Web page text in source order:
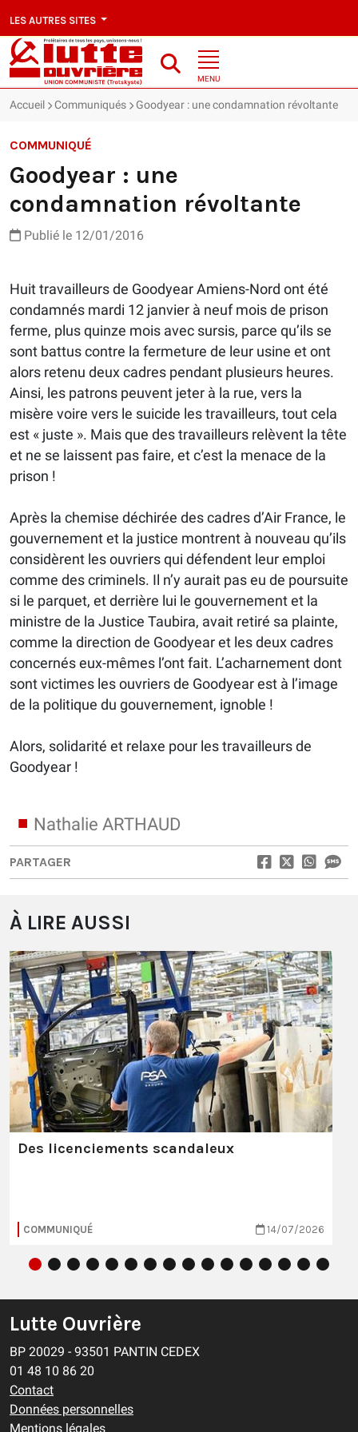
LES AUTRES SITES
MENU
Accueil Communiqués Goodyear : une condamnation révoltante
COMMUNIQUÉ
Goodyear : une
condamnation révoltante
Publié le 12/01/2016
Huit travailleurs de Goodyear Amiens-Nord ont été
condamnés mardi 12 janvier à neuf mois de prison
ferme, plus quinze mois avec sursis, parce qu’ils se
sont battus contre la fermeture de leur usine et ont
alors retenu deux cadres pendant plusieurs heures.
Ainsi, les patrons peuvent jeter à la rue, vers la
misère voire vers le suicide les travailleurs, tout cela
est « juste ». Mais que des travailleurs relèvent la tête
et ne se laissent pas faire, et c’est la menace de la
prison !
Après la chemise déchirée des cadres d’Air France, le
gouvernement et la justice montrent à nouveau qu’ils
considèrent les ouvriers qui défendent leur emploi
comme des criminels. Il n’y aurait pas eu de poursuite
si le parquet, et derrière lui le gouvernement et la
ministre de la Justice Taubira, avait retiré sa plainte,
comme la direction de Goodyear et les deux cadres
concernés eux-mêmes l’ont fait. L’acharnement dont
sont victimes les ouvriers de Goodyear est à l’image
de la politique du gouvernement, ignoble !
Alors, solidarité et relaxe pour les travailleurs de
Goodyear !
Nathalie ARTHAUD
PARTAGER
À LIRE AUSSI
Des licenciements scandaleux
COMMUNIQUÉ 14/07/2026
Lutte Ouvrière
BP 20029 - 93501 PANTIN CEDEX
01 48 10 86 20
Contact
Données personnelles
Mentions légales